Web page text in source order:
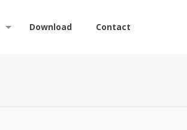
Download Contact